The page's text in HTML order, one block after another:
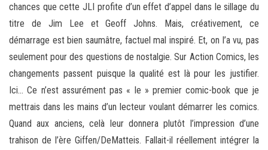
chances que cette JLI profite d’un effet d’appel dans le sillage du
titre de Jim Lee et Geoff Johns. Mais, créativement, ce
démarrage est bien saumâtre, factuel mal inspiré. Et, on l’a vu, pas
seulement pour des questions de nostalgie. Sur Action Comics, les
changements passent puisque la qualité est là pour les justifier.
Ici… Ce n’est assurément pas « le » premier comic-book que je
mettrais dans les mains d’un lecteur voulant démarrer les comics.
Quand aux anciens, celà leur donnera plutôt l’impression d’une
trahison de l’ère Giffen/DeMatteis. Fallait-il réellement intégrer la